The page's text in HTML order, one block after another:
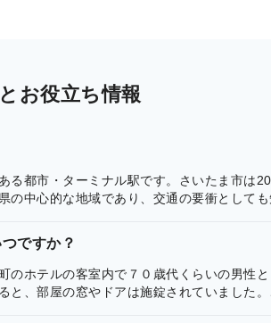
お役立ち情報
る都市・ターミナル駅です。さいたま市
中心的な地域であり、交通の要衝としても
ですか？
のホテルの客室内で７０歳代くらいの男性
と、部屋の窓やドアは施錠されていました